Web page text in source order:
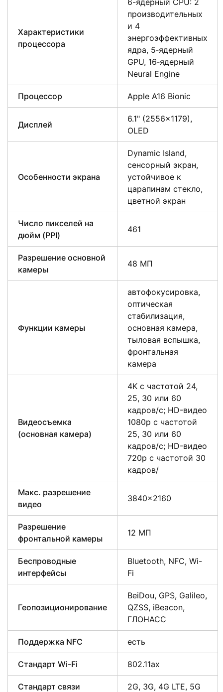
Характеристики
процессора
6-ядерный CPU: 2
производительных
и 4
энергоэффективных
ядра, 5‑ядерный
GPU, 16‑ядерный
Neural Engine
Процессор Apple A16 Bionic
Дисплей
6.1" (2556×1179),
OLED
Особенности экрана
Dynamic Island,
сенсорный экран,
устойчивое к
царапинам стекло,
цветной экран
Число пикселей на
дюйм (PPI)
461
Разрешение основной
камеры
48 МП
Функции камеры
автофокусировка,
оптическая
стабилизация,
основная камера,
тыловая вспышка,
фронтальная
камера
Видеосъемка
(основная камера)
4K с частотой 24,
25, 30 или 60
кадров/ с; HD-видео
1080p с частотой
25, 30 или 60
кадров/ с; HD-видео
720p с частотой 30
кадров/
Макс. разрешение
видео
3840×2160
Разрешение
фронтальной камеры
12 МП
Беспроводные
интерфейсы
Bluetooth, NFC, Wi-
Fi
Геопозиционирование
BeiDou, GPS, Galileo,
QZSS, iBeacon,
ГЛОНАСС
Поддержка NFC есть
Стандарт Wi-Fi 802.11ax
Стандарт связи 2G, 3G, 4G LTE, 5G